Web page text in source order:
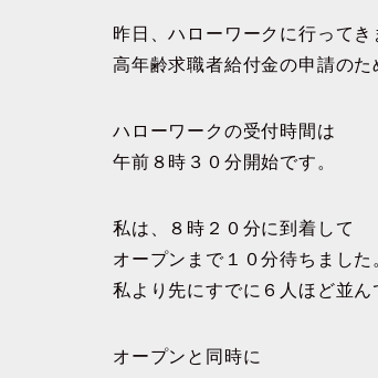
昨日、ハローワークに行ってき
高年齢求職者給付金の申請のた
ハローワークの受付時間は
午前８時３０分開始です。
私は、８時２０分に到着して
オープンまで１０分待ちました
私より先にすでに６人ほど並ん
オープンと同時に